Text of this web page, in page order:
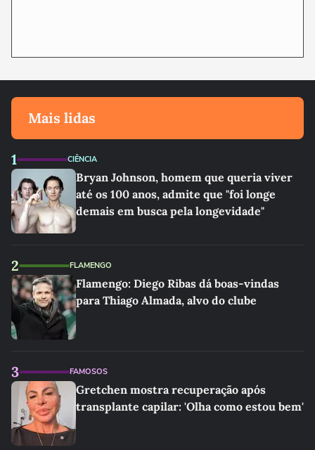
Mais lidas
1 CIÊNCIA
Bryan Johnson, homem que queria viver
até os 100 anos, admite que "foi longe
demais em busca pela longevidade"
2 FLAMENGO
Flamengo: Diego Ribas dá boas-vindas
para Thiago Almada, alvo do clube
3 FAMOSOS
Gretchen mostra recuperação após
transplante capilar: 'Olha como estou bem'